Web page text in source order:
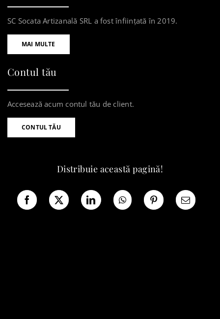
SC Socata Artizanală SRL a fost înființată în 2019.
MAI MULTE
Contul tău
Accesează acum contul tău de client.
CONTUL TĂU
Distribuie această pagină!